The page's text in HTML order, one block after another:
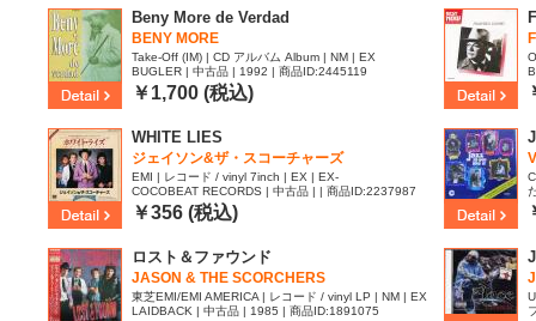
Beny More de Verdad
BENY MORE
Take-Off (IM) | CD アルバム Album | NM | EX
BUGLER | 中古品 | 1992 | 商品ID:2445119
￥1,700 (税込)
WHITE LIES
ジェイソン&ザ・スコーチャーズ
EMI | レコード / vinyl 7inch | EX | EX-
COCOBEAT RECORDS | 中古品 | | 商品ID:2237987
￥356 (税込)
ロスト＆ファウンド
JASON & THE SCORCHERS
東芝EMI/EMI AMERICA | レコード / vinyl LP | NM | EX
LAIDBACK | 中古品 | 1985 | 商品ID:1891075